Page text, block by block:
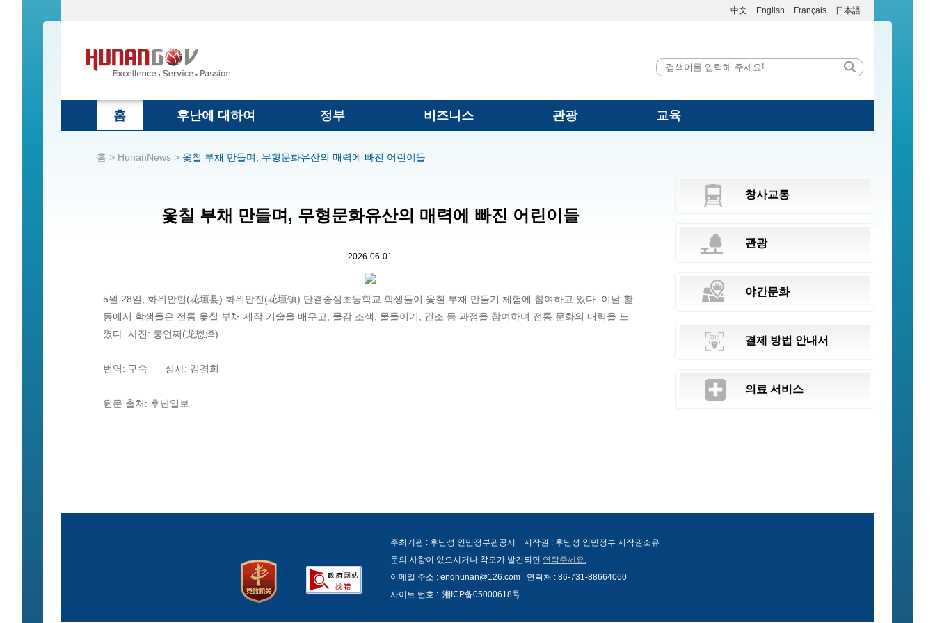
中文 English Français 日本語
홈 후난에 대하여 정부 비즈니스 관광 교육
홈 > HunanNews > 옻칠 부채 만들며, 무형문화유산의 매력에 빠진 어린이들
옻칠 부채 만들며, 무형문화유산의 매력에 빠진 어린이들
2026-06-01
5월 28일, 화위안현(花垣县) 화위안진(花垣镇) 단결중심초등학교 학생들이 옻칠 부채 만들기 체험에 참여하고 있다. 이날 활
동에서 학생들은 전통 옻칠 부채 제작 기술을 배우고, 물감 조색, 물들이기, 건조 등 과정을 참여하며 전통 문화의 매력을 느
꼈다. 사진: 룽언쩌(龙恩泽)
번역: 구숙 심사: 김경희
원문 출처: 후난일보
창사교통
관광
야간문화
결제 방법 안내서
의료 서비스
주최기관 : 후난성 인민정부관공서 저작권 : 후난성 인민정부 저작권소유
문의 사항이 있으시거나 착오가 발견되면 연락주세요.
이메일 주소 : enghunan@126.com 연락처 : 86-731-88664060
사이트 번호 : 湘ICP备05000618号